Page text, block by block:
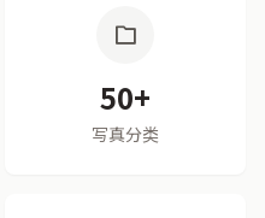
50+
写真分类